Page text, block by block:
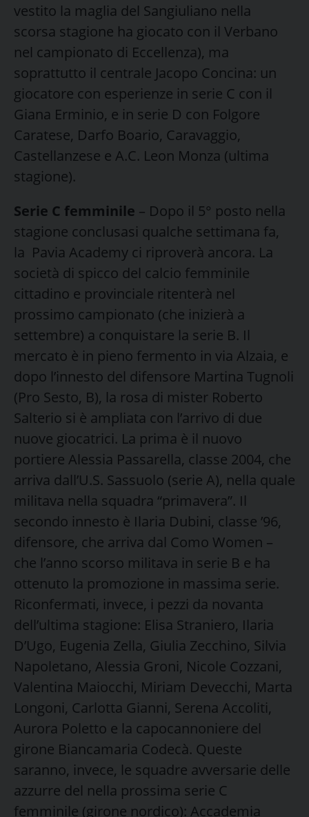
vestito la maglia del Sangiuliano nella
scorsa stagione ha giocato con il Verbano
nel campionato di Eccellenza), ma
soprattutto il centrale Jacopo Concina: un
giocatore con esperienze in serie C con il
Giana Erminio, e in serie D con Folgore
Caratese, Darfo Boario, Caravaggio,
Castellanzese e A.C. Leon Monza (ultima
stagione).
Serie C femminile – Dopo il 5° posto nella
stagione conclusasi qualche settimana fa,
la Pavia Academy ci riproverà ancora. La
società di spicco del calcio femminile
cittadino e provinciale ritenterà nel
prossimo campionato (che inizierà a
settembre) a conquistare la serie B. Il
mercato è in pieno fermento in via Alzaia, e
dopo l’innesto del difensore Martina Tugnoli
(Pro Sesto, B), la rosa di mister Roberto
Salterio si è ampliata con l’arrivo di due
nuove giocatrici. La prima è il nuovo
portiere Alessia Passarella, classe 2004, che
arriva dall’U.S. Sassuolo (serie A), nella quale
militava nella squadra “primavera”. Il
secondo innesto è Ilaria Dubini, classe ’96,
difensore, che arriva dal Como Women –
che l’anno scorso militava in serie B e ha
ottenuto la promozione in massima serie.
Riconfermati, invece, i pezzi da novanta
dell’ultima stagione: Elisa Straniero, Ilaria
D’Ugo, Eugenia Zella, Giulia Zecchino, Silvia
Napoletano, Alessia Groni, Nicole Cozzani,
Valentina Maiocchi, Miriam Devecchi, Marta
Longoni, Carlotta Gianni, Serena Accoliti,
Aurora Poletto e la capocannoniere del
girone Biancamaria Codecà. Queste
saranno, invece, le squadre avversarie delle
azzurre del nella prossima serie C
femminile (girone nordico): Accademia